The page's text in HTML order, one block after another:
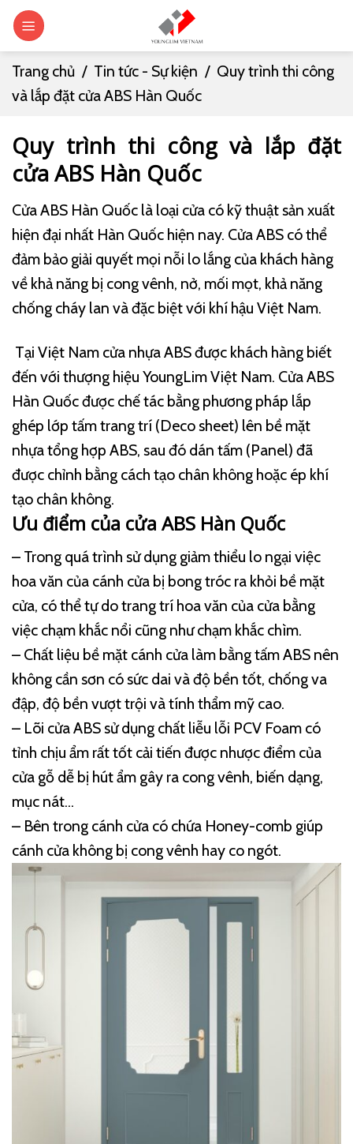
Skip
Trang chủ / Tin tức - Sự kiện / Quy trình thi công
và lắp đặt cửa ABS Hàn Quốc
Quy trình thi công và lắp đặt
cửa ABS Hàn Quốc
Cửa ABS Hàn Quốc là loại cửa có kỹ thuật sản xuất
hiện đại nhất Hàn Quốc hiện nay. Cửa ABS có thể
đảm bảo giải quyết mọi nỗi lo lắng của khách hàng
về khả năng bị cong vênh, nở, mối mọt, khả năng
chống cháy lan và đặc biệt với khí hậu Việt Nam.
Tại Việt Nam cửa nhựa ABS được khách hàng biết
đến với thượng hiệu YoungLim Việt Nam. Cửa ABS
Hàn Quốc được chế tác bằng phương pháp lắp
ghép lớp tấm trang trí (Deco sheet) lên bề mặt
nhựa tổng hợp ABS, sau đó dán tấm (Panel) đã
được chỉnh bằng cách tạo chân không hoặc ép khí
tạo chân không.
Ưu điểm của cửa ABS Hàn Quốc
– Trong quá trình sử dụng giảm thiểu lo ngại việc
hoa văn của cánh cửa bị bong tróc ra khỏi bề mặt
cửa, có thể tự do trang trí hoa văn của cửa bằng
việc chạm khắc nổi cũng như chạm khắc chìm.
– Chất liệu bề mặt cánh cửa làm bằng tấm ABS nên
không cần sơn có sức dai và độ bền tốt, chống va
đập, độ bền vượt trội và tính thẩm mỹ cao.
– Lõi cửa ABS sử dụng chất liễu lỗi PCV Foam có
tỉnh chịu ẩm rất tốt cải tiến được nhược điểm của
cửa gỗ dễ bị hút ẩm gây ra cong vênh, biến dạng,
mục nát…
– Bên trong cánh cửa có chứa Honey-comb giúp
cánh cửa không bị cong vênh hay co ngót.